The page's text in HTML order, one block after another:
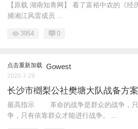
【原载 湖南知青网】 看了富裕中农的《经
捕湘江风雷成员 ...
3954 0
点击重新加载 Gowest
2020-7-29
长沙市樃梨公社樊塘大队战备方案
最高指示 革命的战争是群众的战争，只
争，只有依靠群众才能进行战争。 ...